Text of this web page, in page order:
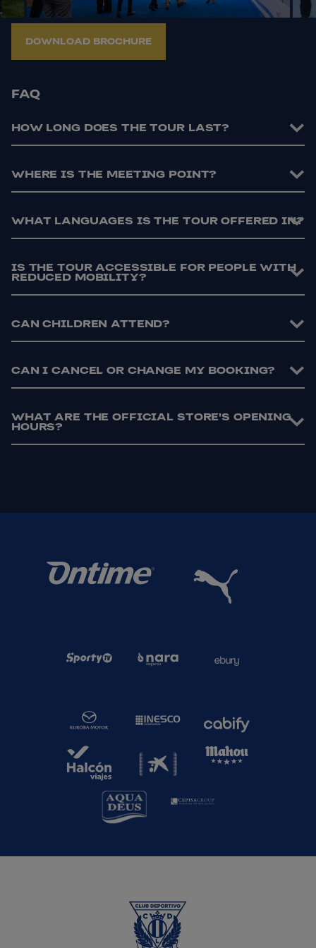
DOWNLOAD BROCHURE
FAQ
HOW LONG DOES THE TOUR LAST?
WHERE IS THE MEETING POINT?
WHAT LANGUAGES IS THE TOUR OFFERED IN?
IS THE TOUR ACCESSIBLE FOR PEOPLE WITH
REDUCED MOBILITY?
CAN CHILDREN ATTEND?
CAN I CANCEL OR CHANGE MY BOOKING?
WHAT ARE THE OFFICIAL STORE'S OPENING
HOURS?